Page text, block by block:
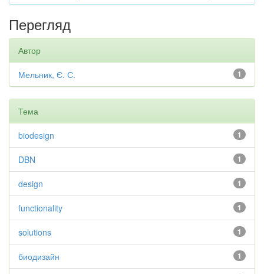
Перегляд
Автор
1
Мельник, Є. С.
Тема
1
biodesign
1
DBN
1
design
1
functionality
1
solutions
1
биодизайн